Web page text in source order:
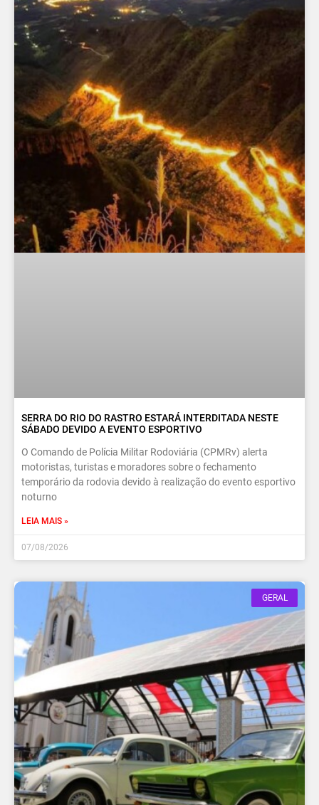
SERRA DO RIO DO RASTRO ESTARÁ INTERDITADA NESTE
SÁBADO DEVIDO A EVENTO ESPORTIVO
O Comando de Polícia Militar Rodoviária (CPMRv) alerta
motoristas, turistas e moradores sobre o fechamento
temporário da rodovia devido à realização do evento esportivo
noturno
LEIA MAIS »
07/08/2026
GERAL